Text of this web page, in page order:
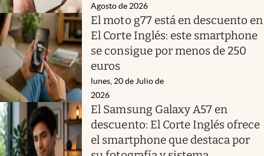
Agosto de 2026
El moto g77 está en descuento en
El Corte Inglés: este smartphone
se consigue por menos de 250
euros
lunes, 20 de Julio de
2026
El Samsung Galaxy A57 en
descuento: El Corte Inglés ofrece
el smartphone que destaca por